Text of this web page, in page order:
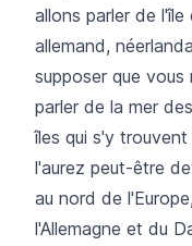
allons parler de
allemand,
supposer que
parler de la mer
îles qui s'y
l'aurez peut-être
au nord de
l'Allemagne et du